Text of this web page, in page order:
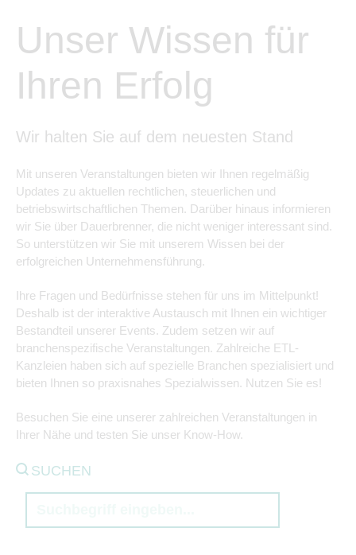
Unser Wissen für
Ihren Erfolg
Wir halten Sie auf dem neuesten Stand
Mit unseren Veranstaltungen bieten wir Ihnen regelmäßig
Updates zu aktuellen rechtlichen, steuerlichen und
betriebswirtschaftlichen Themen. Darüber hinaus informieren
wir Sie über Dauerbrenner, die nicht weniger interessant sind.
So unterstützen wir Sie mit unserem Wissen bei der
erfolgreichen Unternehmensführung.
Ihre Fragen und Bedürfnisse stehen für uns im Mittelpunkt!
Deshalb ist der interaktive Austausch mit Ihnen ein wichtiger
Bestandteil unserer Events. Zudem setzen wir auf
branchenspezifische Veranstaltungen. Zahlreiche ETL-
Kanzleien haben sich auf spezielle Branchen spezialisiert und
bieten Ihnen so praxisnahes Spezialwissen. Nutzen Sie es!
Besuchen Sie eine unserer zahlreichen Veranstaltungen in
Ihrer Nähe und testen Sie unser Know-How.
SUCHEN